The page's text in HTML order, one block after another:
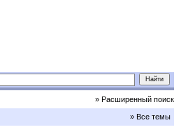
» Расширенный поиск
» Все темы